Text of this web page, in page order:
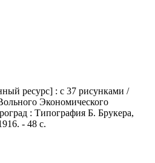
ресурс] : с 37 рисунками /
Экономического
: Типография Б. Брукера,
- 48 с.